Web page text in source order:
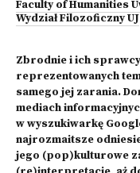
Faculty of Humanities
Wydział Filozoficzny UJ
Zbrodnie i ich
reprezentowanych
samego jej zarania.
mediach
w wyszukiwarkę
najrozmaitsze
jego (pop)kulturowe